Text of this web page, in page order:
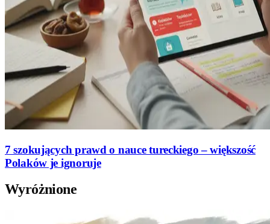
7 szokujących prawd o nauce tureckiego – większość
Polaków je ignoruje
Wyróżnione